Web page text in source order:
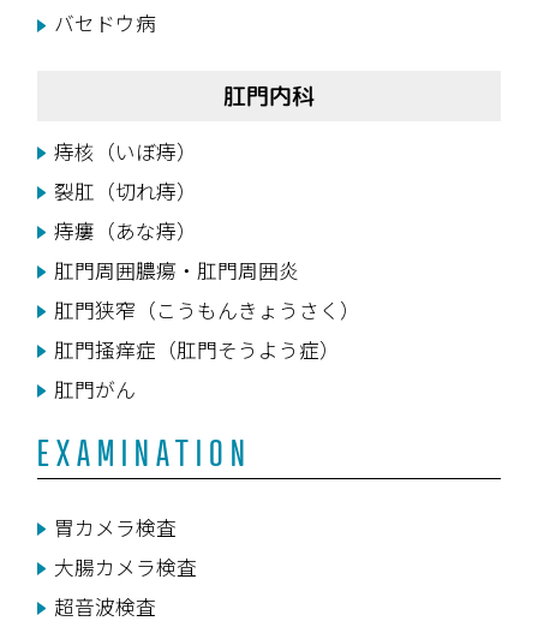
バセドウ病
肛門内科
痔核（いぼ痔）
裂肛（切れ痔）
痔瘻（あな痔）
肛門周囲膿瘍・肛門周囲炎
肛門狭窄（こうもんきょうさく）
肛門掻痒症（肛門そうよう症）
肛門がん
EXAMINATION
胃カメラ検査
大腸カメラ検査
超音波検査